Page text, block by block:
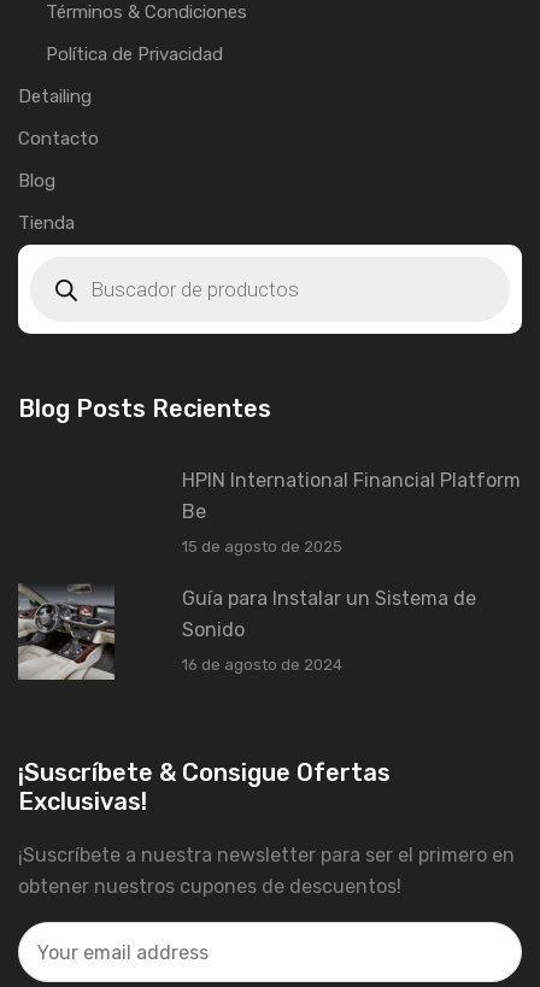
Términos & Condiciones
Política de Privacidad
Detailing
Contacto
Blog
Tienda
Blog Posts Recientes
HPIN International Financial Platform
Be
15 de agosto de 2025
Guía para Instalar un Sistema de
Sonido
16 de agosto de 2024
¡Suscríbete & Consigue Ofertas
Exclusivas!
¡Suscríbete a nuestra newsletter para ser el primero en
obtener nuestros cupones de descuentos!